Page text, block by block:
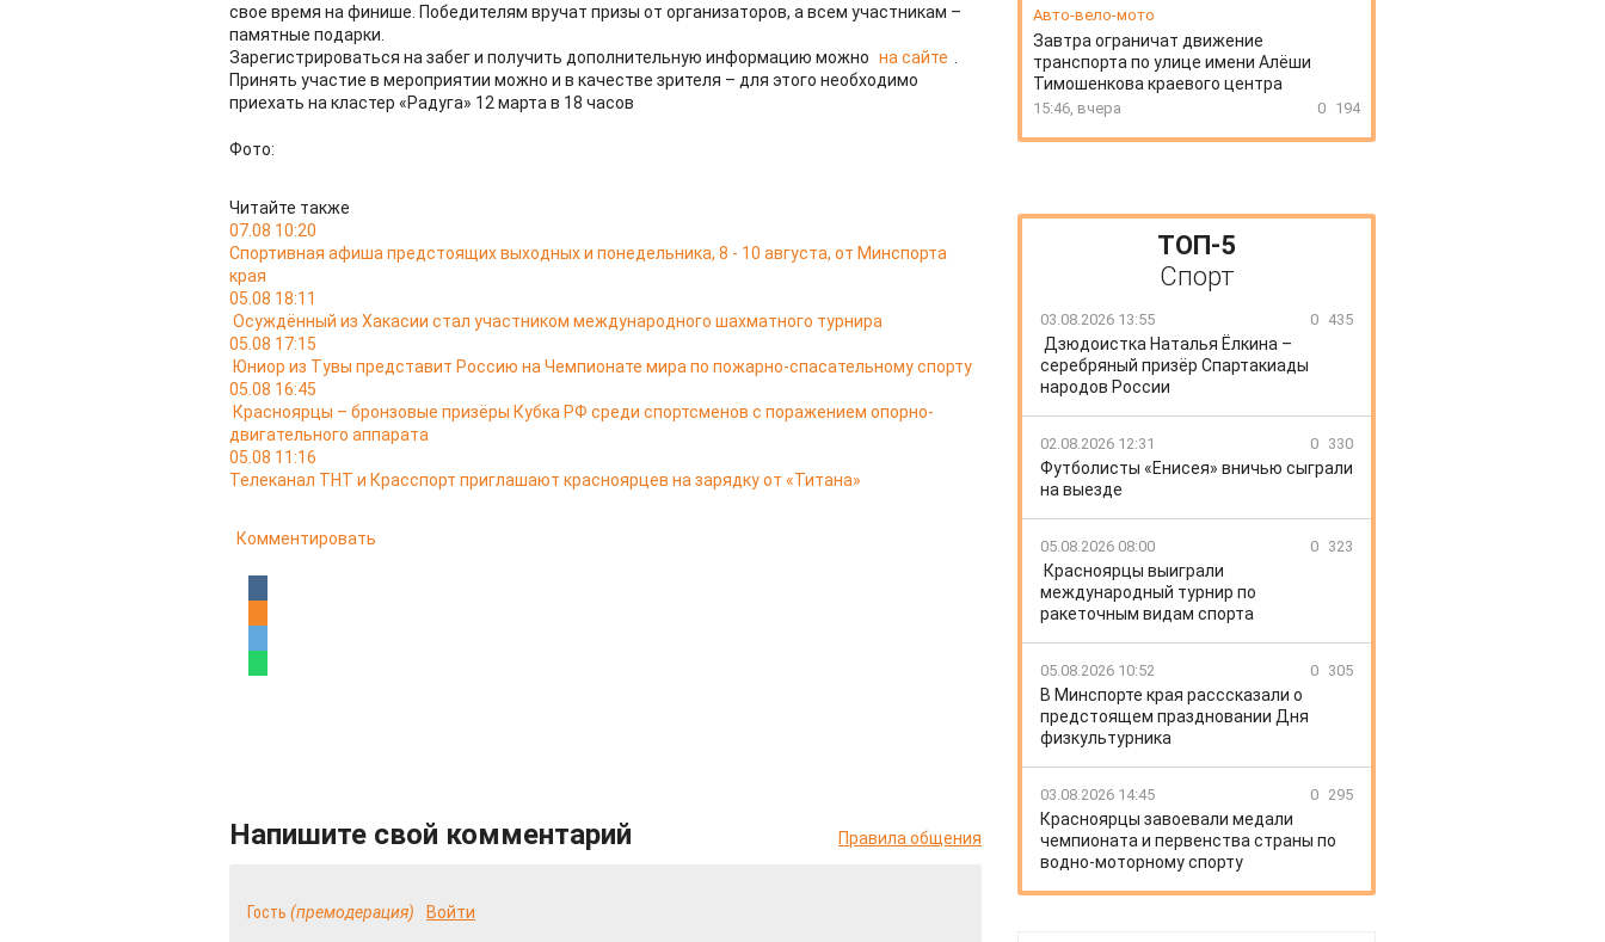
свое время на финише. Победителям вручат призы от организаторов, а всем участникам –
памятные подарки.
Зарегистрироваться на забег и получить дополнительную информацию можно на сайте
Принять участие в мероприятии можно и в качестве зрителя – для этого необходимо
приехать на кластер «Радуга» 12 марта в 18 часов
Фото:
Читайте также
07.08 10:20
Спортивная афиша предстоящих выходных и понедельника, 8 - 10 августа, от Минспорта
края
05.08 18:11
Осуждённый из Хакасии стал участником международного шахматного турнира
05.08 17:15
Юниор из Тувы представит Россию на Чемпионате мира по пожарно-спасательному спорту
05.08 16:45
Красноярцы – бронзовые призёры Кубка РФ среди спортсменов с поражением опорно-
двигательного аппарата
05.08 11:16
Телеканал ТНТ и Красспорт приглашают красноярцев на зарядку от «Титана»
Комментировать
Напишите свой комментарий Правила общения
Гость (премодерация) Войти
Авто-вело-мото
Завтра ограничат движение
транспорта по улице имени Алёши
Тимошенкова краевого центра
15:46, вчера 0 194
ТОП-5
Спорт
03.08.2026 13:55 0 435
Дзюдоистка Наталья Ёлкина –
серебряный призёр Спартакиады
народов России
02.08.2026 12:31 0 330
Футболисты «Енисея» вничью сыграли
на выезде
05.08.2026 08:00 0 323
Красноярцы выиграли
международный турнир по
ракеточным видам спорта
05.08.2026 10:52 0 305
В Минспорте края расссказали о
предстоящем праздновании Дня
физкультурника
03.08.2026 14:45 0 295
Красноярцы завоевали медали
чемпионата и первенства страны по
водно-моторному спорту